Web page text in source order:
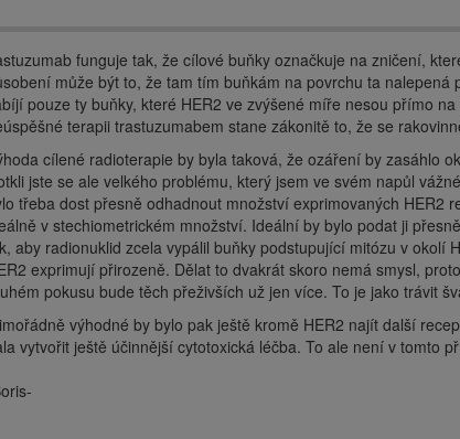
funguje tak, že cílové buňky označkuje na zničení,
může být to, že tam tím buňkám na povrchu ta
pouze ty buňky, které HER2 ve zvýšené míře nesou přímo
terapii trastuzumabem stane zákonitě to, že se
cílené radioterapie by byla taková, že ozáření by zasáhlo
jste se ale velkého problému, který jsem ve svém napůl
třeba dost přesně odhadnout množství exprimovaných HER2
v stechiometrickém množství. Ideální by bylo podat ji
aby radionuklid zcela vypálil buňky podstupující mitózu v okolí
exprimují přirozeně. Dělat to dvakrát skoro nemá smysl,
pokusu bude těch přeživších už jen více. To je jako trávit
výhodné by bylo pak ještě kromě HER2 najít další
vytvořit ještě účinnější cytotoxická léčba. To ale není v tomto